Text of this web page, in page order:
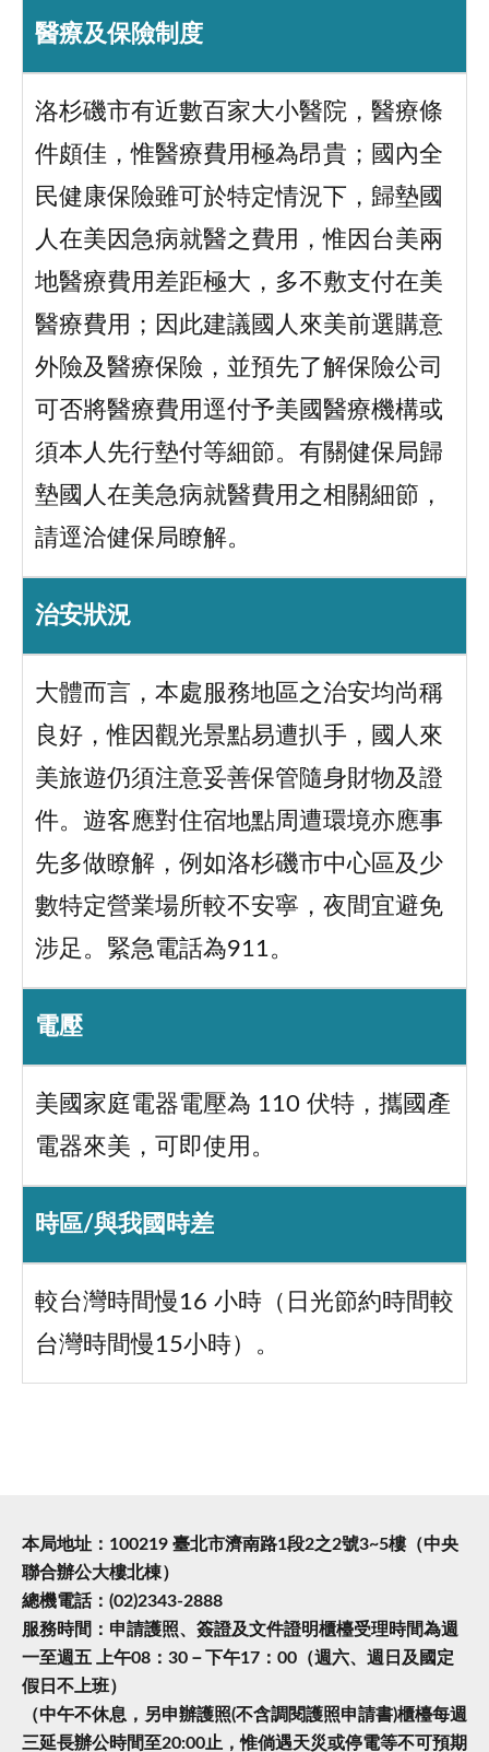
醫療及保險制度
洛杉磯市有近數百家大小醫院，醫療條
件頗佳，惟醫療費用極為昂貴；國內全
民健康保險雖可於特定情況下，歸墊國
人在美因急病就醫之費用，惟因台美兩
地醫療費用差距極大，多不敷支付在美
醫療費用；因此建議國人來美前選購意
外險及醫療保險，並預先了解保險公司
可否將醫療費用逕付予美國醫療機構或
須本人先行墊付等細節。有關健保局歸
墊國人在美急病就醫費用之相關細節，
請逕洽健保局瞭解。
治安狀況
大體而言，本處服務地區之治安均尚稱
良好，惟因觀光景點易遭扒手，國人來
美旅遊仍須注意妥善保管隨身財物及證
件。遊客應對住宿地點周遭環境亦應事
先多做瞭解，例如洛杉磯市中心區及少
數特定營業場所較不安寧，夜間宜避免
涉足。緊急電話為911。
電壓
美國家庭電器電壓為 110 伏特，攜國產
電器來美，可即使用。
時區/與我國時差
較台灣時間慢16 小時（日光節約時間較
台灣時間慢15小時）。
本局地址：100219 臺北市濟南路1段2之2號3~5樓（中央
聯合辦公大樓北棟）
總機電話：(02)2343-2888
服務時間：申請護照、簽證及文件證明櫃檯受理時間為週
一至週五 上午08：30－下午17：00（週六、週日及國定
假日不上班）
（中午不休息，另申辦護照(不含調閱護照申請書)櫃檯每週
三延長辦公時間至20:00止，惟倘遇天災或停電等不可預期